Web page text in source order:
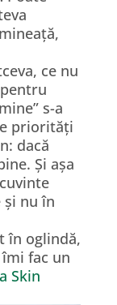
ce nu
s-a
priorități
dacă
Și așa
și nu în
în oglindă,
fac un
Skin